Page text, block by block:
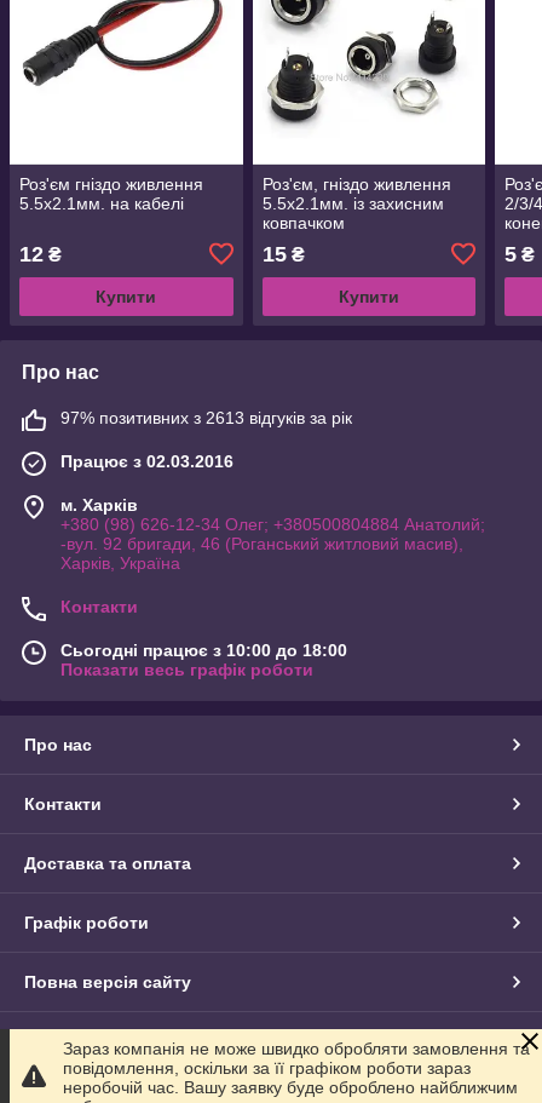
Роз'єм гніздо живлення
5.5x2.1мм. на кабелі
12 ₴
Купити
Роз'єм, гніздо живлення
5.5x2.1мм. із захисним
ковпачком
15₴
Купити
2/3/
5 ₴
Про нас
97% позитивних з 2613 відгуків за рік
Працює з 02.03.2016
м. Харків
+380 (98) 626-12-34 Олег; +380500804884 Анатолий;
-вул. 92 бригади, 46 (Роганський житловий масив),
Харків, Україна
Контакти
Сьогодні працює з 10:00 до 18:00
Показати весь графік роботи
Про нас
Контакти
Доставка та оплата
Графік роботи
Повна версія сайту
Сайт створено на маркетплейсі Prom.ua
Зараз компанія не може швидко обробляти замовлення та
повідомлення, оскільки за її графіком роботи зараз
неробочій час. Вашу заявку буде оброблено найближчим